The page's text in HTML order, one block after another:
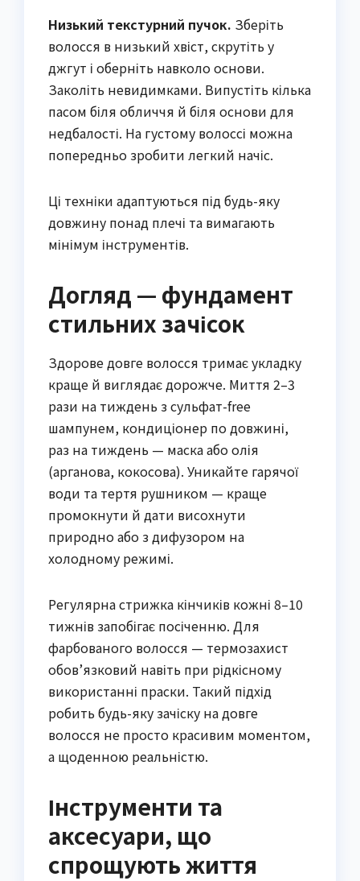
Низький текстурний пучок. Зберіть
волосся в низький хвіст, скрутіть у
джгут і оберніть навколо основи.
Заколіть невидимками. Випустіть кілька
пасом біля обличчя й біля основи для
недбалості. На густому волоссі можна
попередньо зробити легкий начіс.
Ці техніки адаптуються під будь-яку
довжину понад плечі та вимагають
мінімум інструментів.
Догляд — фундамент
стильних зачісок
Здорове довге волосся тримає укладку
краще й виглядає дорожче. Миття 2–3
рази на тиждень з сульфат-free
шампунем, кондиціонер по довжині,
раз на тиждень — маска або олія
(арганова, кокосова). Уникайте гарячої
води та тертя рушником — краще
промокнути й дати висохнути
природно або з дифузором на
холодному режимі.
Регулярна стрижка кінчиків кожні 8–10
тижнів запобігає посіченню. Для
фарбованого волосся — термозахист
обов’язковий навіть при рідкісному
використанні праски. Такий підхід
робить будь-яку зачіску на довге
волосся не просто красивим моментом,
а щоденною реальністю.
Інструменти та
аксесуари, що
спрощують життя